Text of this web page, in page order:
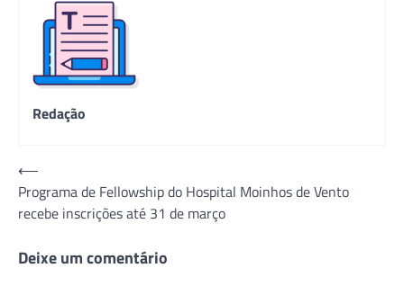
Redação
Navegação
de
Post
⟵
Programa de Fellowship do Hospital Moinhos de Vento
recebe inscrições até 31 de março
Deixe um comentário